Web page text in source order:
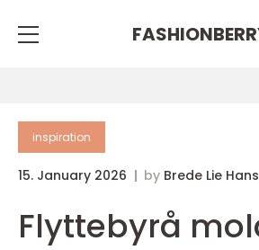
inspiration
15. January 2026 by Brede Lie
Flyttebyrå